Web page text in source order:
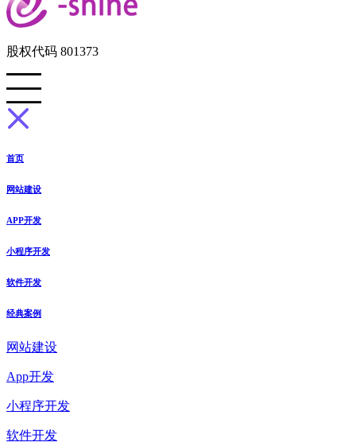
股权代码 801373
首页
网站建设
APP开发
小程序开发
软件开发
经典案例
网站建设
App开发
小程序开发
软件开发